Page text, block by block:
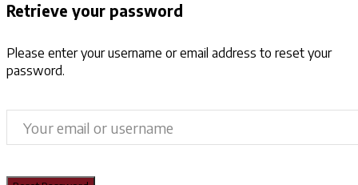
Retrieve your password
Please enter your username or email address to reset your
password.